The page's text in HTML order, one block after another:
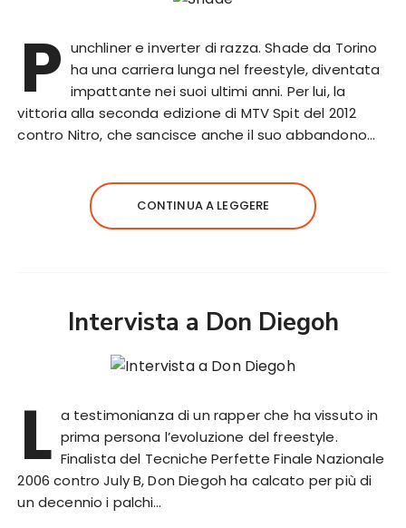
P unchliner e inverter di razza. Shade da Torino
ha una carriera lunga nel freestyle, diventata
impattante nei suoi ultimi anni. Per lui, la
vittoria alla seconda edizione di MTV Spit del 2012
contro Nitro, che sancisce anche il suo abbandono…
CONTINUA A LEGGERE
Intervista a Don Diegoh
L a testimonianza di un rapper che ha vissuto in
prima persona l’evoluzione del freestyle.
Finalista del Tecniche Perfette Finale Nazionale
2006 contro July B, Don Diegoh ha calcato per più di
un decennio i palchi…